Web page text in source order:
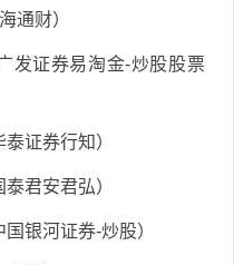
通财）
发证券易淘金-炒股股票
证券行知）
君安君弘）
银河证券-炒股）